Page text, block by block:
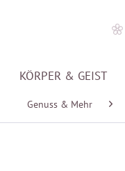
KÖRPER & GEIST
Genuss & Mehr